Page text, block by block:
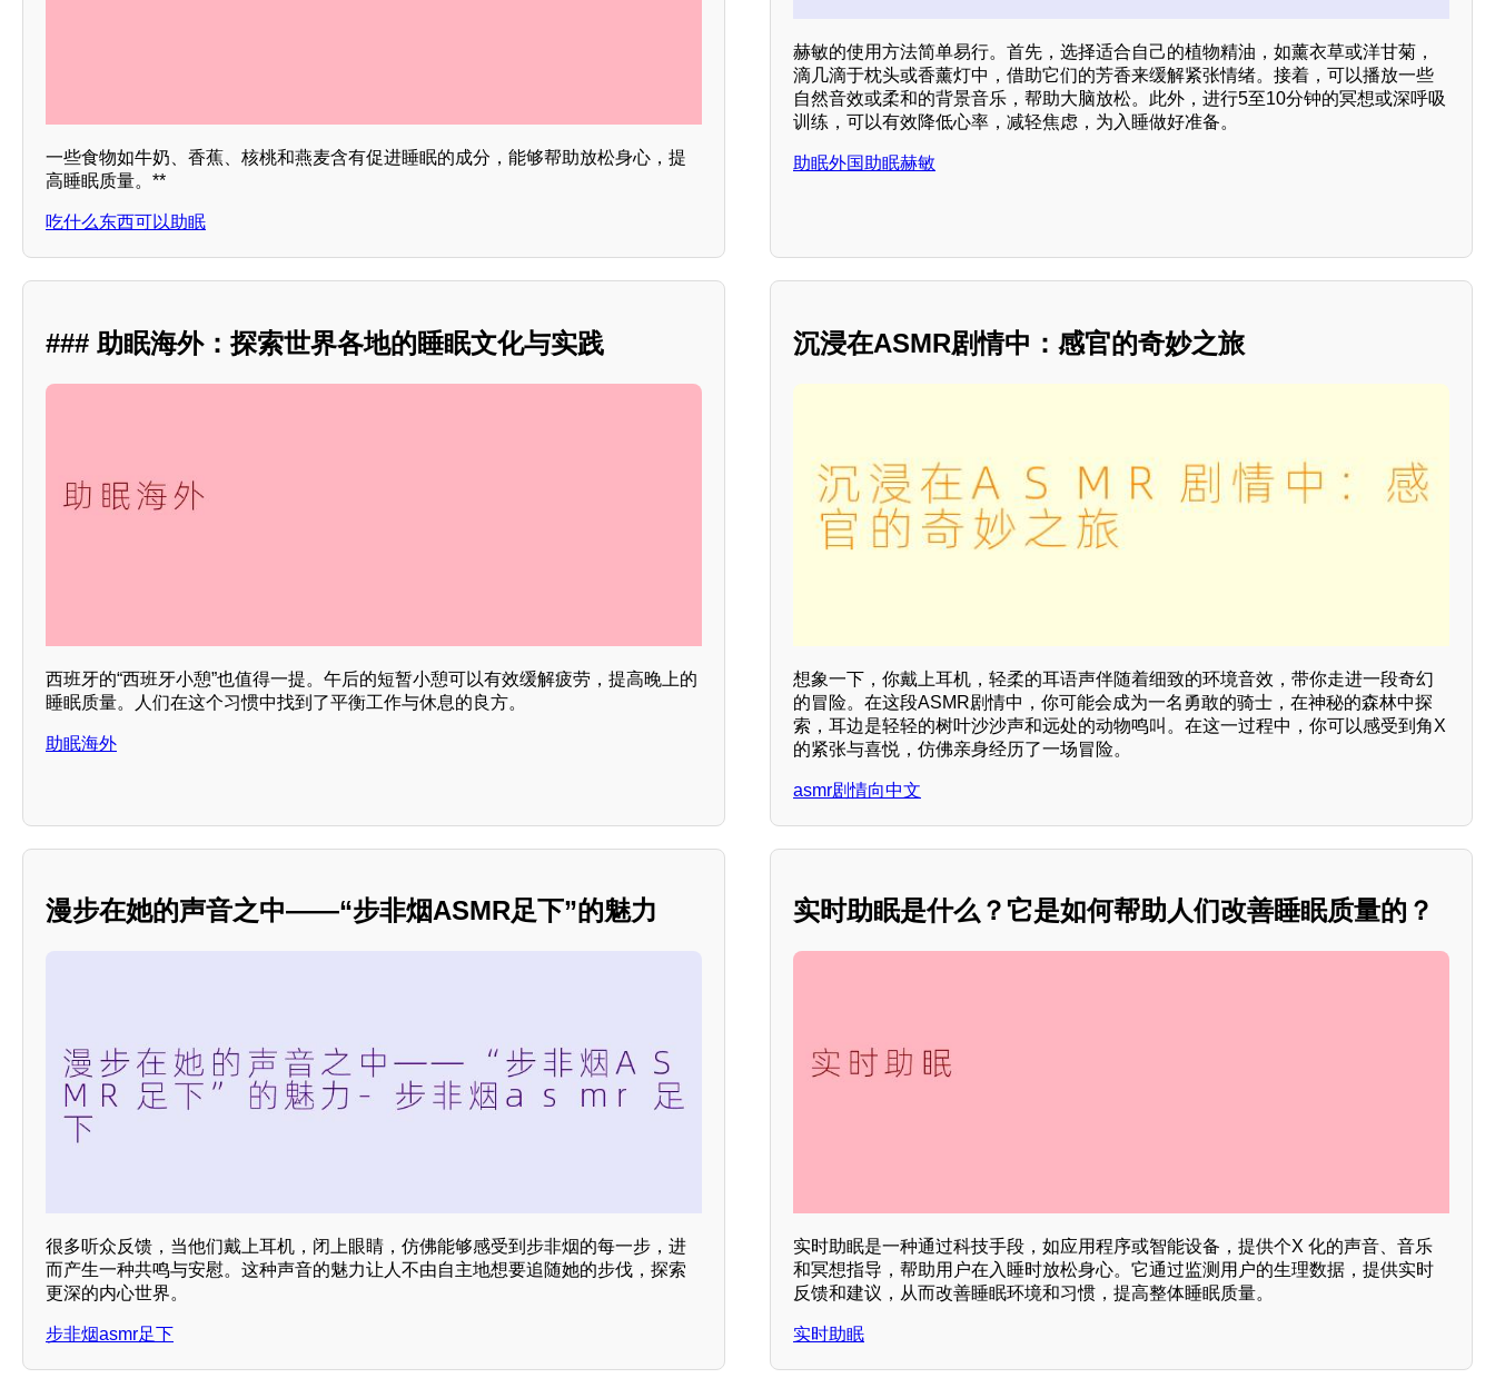
一些食物如牛奶、香蕉、核桃和燕麦含有促进睡眠的成分，能够帮助放松身心，提
高睡眠质量。**
吃什么东西可以助眠
赫敏的使用方法简单易行。首先，选择适合自己的植物精油，如薰衣草或洋甘菊，
滴几滴于枕头或香薰灯中，借助它们的芳香来缓解紧张情绪。接着，可以播放一些
自然音效或柔和的背景音乐，帮助大脑放松。此外，进行5至10分钟的冥想或深呼吸
训练，可以有效降低心率，减轻焦虑，为入睡做好准备。
助眠外国助眠赫敏
### 助眠海外：探索世界各地的睡眠文化与实践
西班牙的“西班牙小憩”也值得一提。午后的短暂小憩可以有效缓解疲劳，提高晚上的
睡眠质量。人们在这个习惯中找到了平衡工作与休息的良方。
助眠海外
沉浸在ASMR剧情中：感官的奇妙之旅
想象一下，你戴上耳机，轻柔的耳语声伴随着细致的环境音效，带你走进一段奇幻
的冒险。在这段ASMR剧情中，你可能会成为一名勇敢的骑士，在神秘的森林中探
索，耳边是轻轻的树叶沙沙声和远处的动物鸣叫。在这一过程中，你可以感受到角X
的紧张与喜悦，仿佛亲身经历了一场冒险。
asmr剧情向中文
漫步在她的声音之中——“步非烟ASMR足下”的魅力
很多听众反馈，当他们戴上耳机，闭上眼睛，仿佛能够感受到步非烟的每一步，进
而产生一种共鸣与安慰。这种声音的魅力让人不由自主地想要追随她的步伐，探索
更深的内心世界。
步非烟asmr足下
实时助眠是什么？它是如何帮助人们改善睡眠质量的？
实时助眠是一种通过科技手段，如应用程序或智能设备，提供个X 化的声音、音乐
和冥想指导，帮助用户在入睡时放松身心。它通过监测用户的生理数据，提供实时
反馈和建议，从而改善睡眠环境和习惯，提高整体睡眠质量。
实时助眠